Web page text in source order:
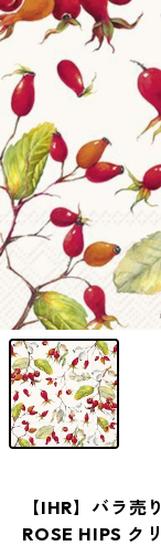
【IHR】バラ売
ROSE HIPS ク